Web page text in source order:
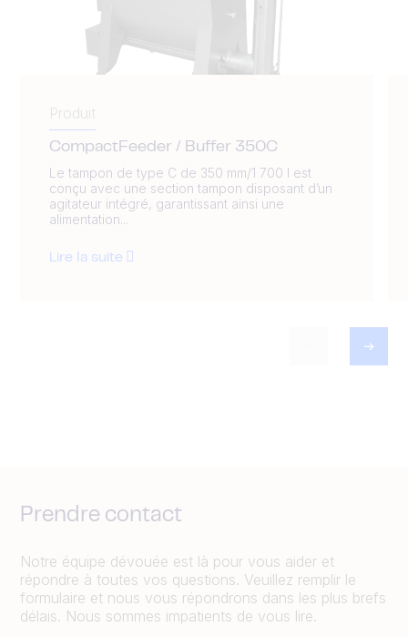
Produit
CompactFeeder / Buffer 350C
Le tampon de type C de 350 mm/1 700 l est
conçu avec une section tampon disposant d’un
agitateur intégré, garantissant ainsi une
alimentation...
Lire la suite
Prendre contact
Notre équipe dévouée est là pour vous aider et
répondre à toutes vos questions. Veuillez remplir le
formulaire et nous vous répondrons dans les plus brefs
délais. Nous sommes impatients de vous lire.